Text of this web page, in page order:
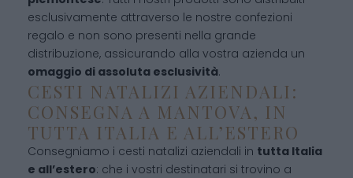
esclusivamente attraverso le nostre confezioni
regalo e non sono presenti nella grande
distribuzione, assicurando alla vostra azienda un
omaggio di assoluta esclusività.
CESTI NATALIZI AZIENDALI:
CONSEGNA A MANTOVA, IN
TUTTA ITALIA E ALL’ESTERO
Consegniamo i cesti natalizi aziendali in tutta Italia
e all’estero: che i vostri destinatari si trovino a